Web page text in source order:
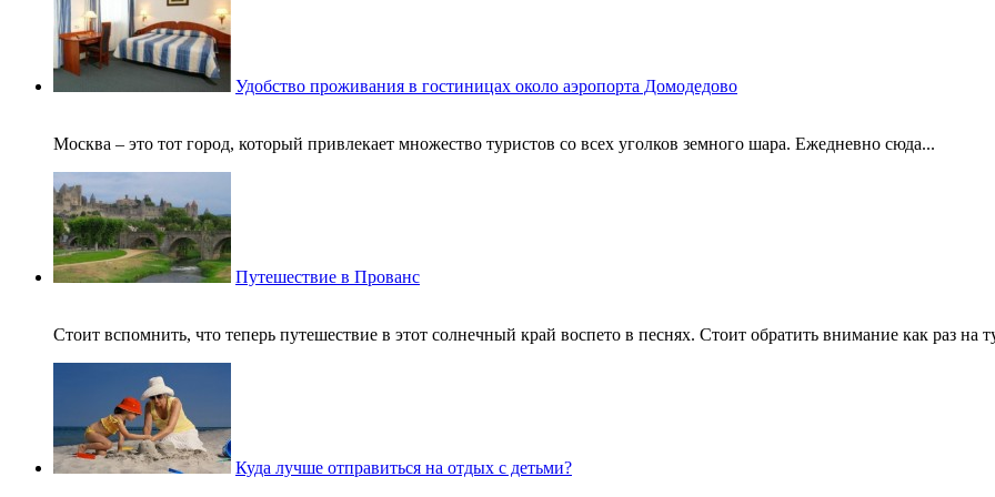
Удобство проживания в гостиницах около аэропорта Домодедово
Москва – это тот город, который привлекает множество туристов со всех уголков земного шара. Ежедневно сюда...
Путешествие в Прованс
Стоит вспомнить, что теперь путешествие в этот солнечный край воспето в песнях. Стоит обратить внимание как раз на
Куда лучше отправиться на отдых с детьми?